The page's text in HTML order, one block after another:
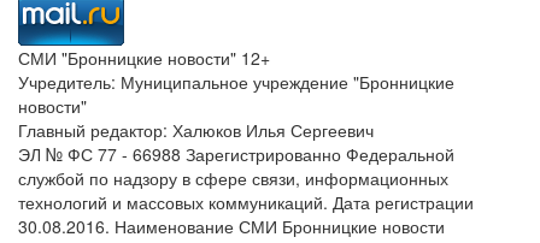
СМИ "Бронницкие новости" 12+
Учредитель: Муниципальное учреждение "Бронницкие
новости"
Главный редактор: Халюков Илья Сергеевич
ЭЛ № ФС 77 - 66988 Зарегистрированно Федеральной
службой по надзору в сфере связи, информационных
технологий и массовых коммуникаций. Дата регистрации
30.08.2016. Наименование СМИ Бронницкие новости